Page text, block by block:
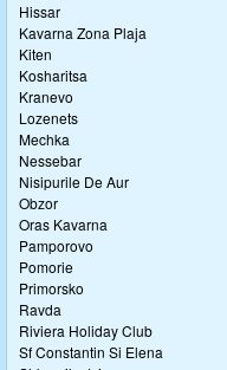
Hissar
Kavarna Zona Plaja
Kiten
Kosharitsa
Kranevo
Lozenets
Mechka
Nessebar
Nisipurile De Aur
Obzor
Oras Kavarna
Pamporovo
Pomorie
Primorsko
Ravda
Riviera Holiday Club
Sf Constantin Si Elena